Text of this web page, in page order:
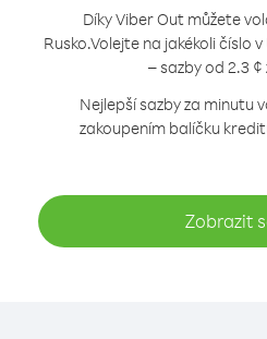
Díky Viber Out můžete
Rusko.Volejte na jakékoli číslo
– sazby od 2.3
Nejlepší sazby za minutu
zakoupením balíčku
Zobrazit